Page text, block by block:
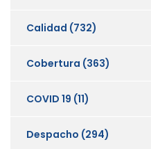
Calidad (732)
Cobertura (363)
COVID 19 (11)
Despacho (294)